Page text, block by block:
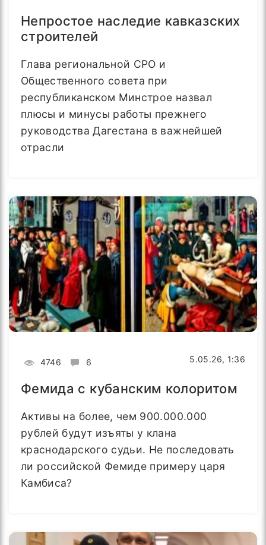
Непростое наследие кавказских
строителей
Глава региональной СРО и
Общественного совета при
республиканском Минстрое назвал
плюсы и минусы работы прежнего
руководства Дагестана в важнейшей
отрасли
4746 6 5.05.26, 1:36
Фемида с кубанским колоритом
Активы на более, чем 900.000.000
рублей будут изъяты у клана
краснодарского судьи. Не последовать
ли российской Фемиде примеру царя
Камбиса?